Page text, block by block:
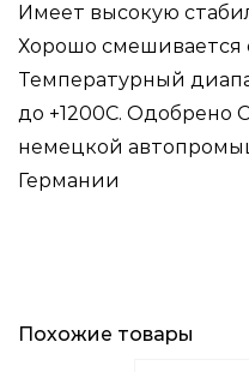
Имеет высокую
Хорошо смешивается
Температурный
до +1200С. Одобрено
немецкой
Германии
Похожие товары